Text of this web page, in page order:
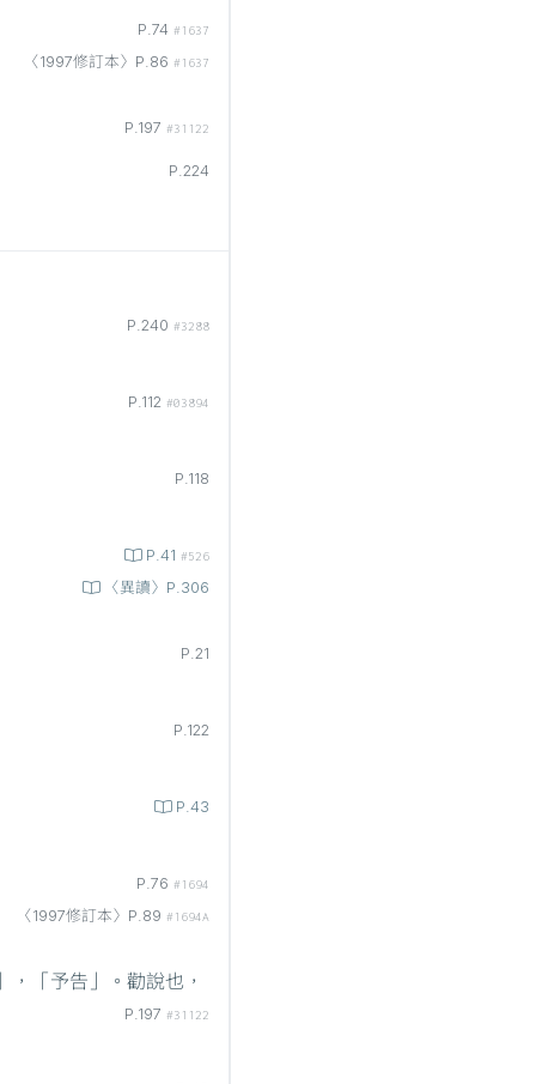
P.74 #1637
〈1997修訂本〉P.86 #1637
P.197 #31122
P.224
P.240 #3288
P.112 #03894
P.118
P.41 #526
〈異讀〉P.306
P.21
P.122
P.43
P.76 #1694
〈1997修訂本〉P.89 #1694A
「予告」。勸說也，
P.197 #31122